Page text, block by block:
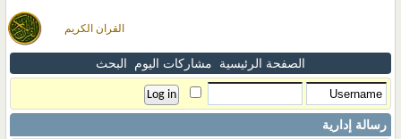
القران الكريم
الصفحة الرئيسية مشاركات اليوم البحث
رسالة إدارية